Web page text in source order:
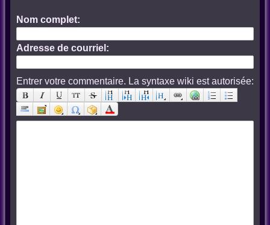
Nom complet:
Adresse de courriel:
Entrer votre commentaire. La syntaxe wiki est autorisée: